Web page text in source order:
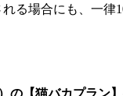
る場合にも、一
の【猫バカプラン